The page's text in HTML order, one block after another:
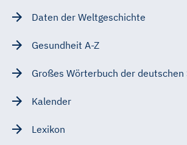
Daten der Weltgeschichte
Gesundheit A-Z
Großes Wörterbuch der deutschen
Kalender
Lexikon